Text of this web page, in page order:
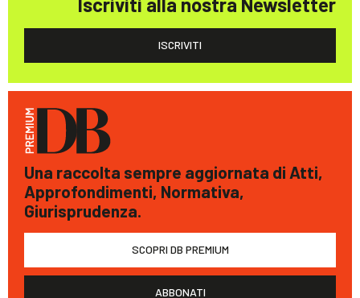
ISCRIVITI
Una raccolta sempre aggiornata di Atti,
Approfondimenti, Normativa,
Giurisprudenza.
SCOPRI DB PREMIUM
ABBONATI